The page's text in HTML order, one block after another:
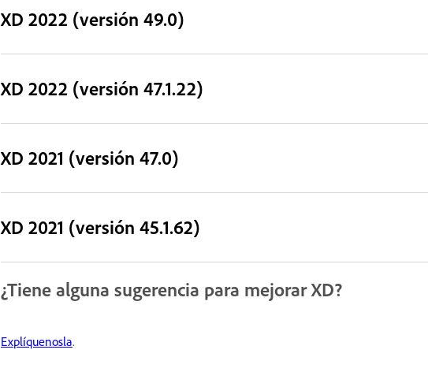
XD 2022 (versión 49.0)
XD 2022 (versión 47.1.22)
XD 2021 (versión 47.0)
XD 2021 (versión 45.1.62)
¿Tiene alguna sugerencia para mejorar XD?
Explíquenosla.